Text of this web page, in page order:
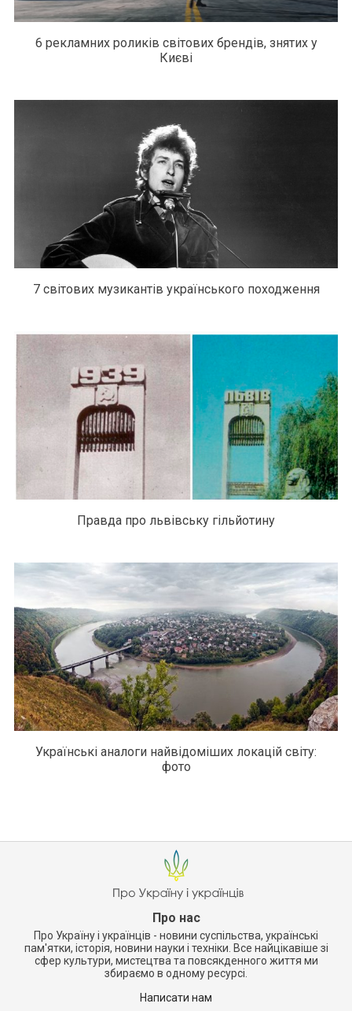
6 рекламних роликів світових брендів, знятих у
Києві
7 світових музикантів українського походження
Правда про львівську гільйотину
Українські аналоги найвідоміших локацій світу:
фото
Про нас
Про Україну і українців - новини суспільства, українські
пам'ятки, історія, новини науки і техніки. Все найцікавіше зі
сфер культури, мистецтва та повсякденного життя ми
збираємо в одному ресурсі.
Написати нам